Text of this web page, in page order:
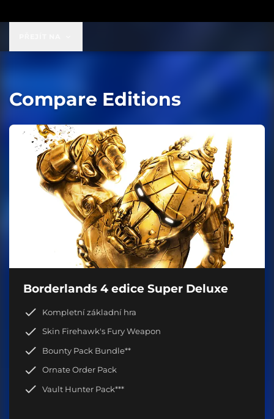
Compare Editions
Borderlands 4 edice Super Deluxe
Kompletní základní hra
Skin Firehawk's Fury Weapon
Bounty Pack Bundle**
Ornate Order Pack
Vault Hunter Pack***